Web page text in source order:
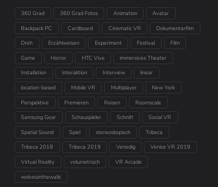
360 Grad 360 Grad Fotos Animation Avatar
Backpack PC Cardboard Cinematic VR Dokumentarfilm
Dreh Erzählweisen Experiment Festival Film
Game Horror HTC Vive immersives Theater
Installation Interaktion Interview linear
location-based Mobile VR Multiplayer New York
Perspektive Premieren Reisen Roomscale
Samsung Gear Schauspieler Schnitt Social VR
Spatial Sound Spiel stereoskopisch Tribeca
Tribeca 2018 Tribeca 2019 Venedig Venice VR 2019
Virtual Reality volumetrisch VR Arcade
wolvesinthewalls